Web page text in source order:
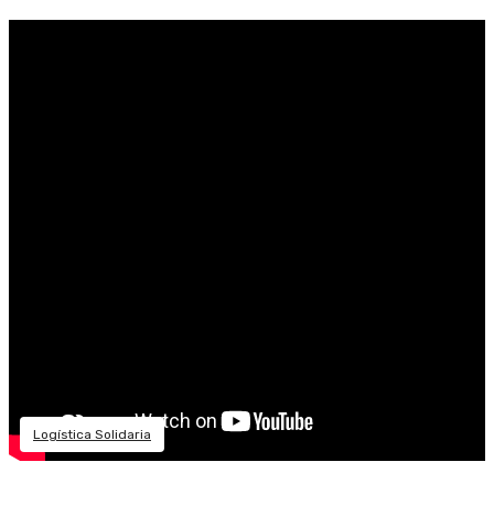
Logística Solidaria